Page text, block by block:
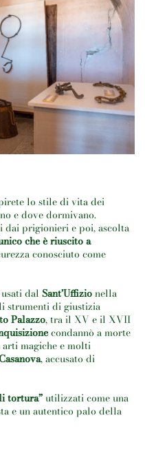
lo stile di vita dei
e dove dormivano.
dai prigionieri e poi, ascolta
che è riuscito a
conosciuto come
dal Sant’Uffizionella
strumenti di giustizia
Palazzo, tra il XV e il XVII
condannò a morte
magiche e molti
, accusato di
tortura”utilizzati come una
e un autentico palo della